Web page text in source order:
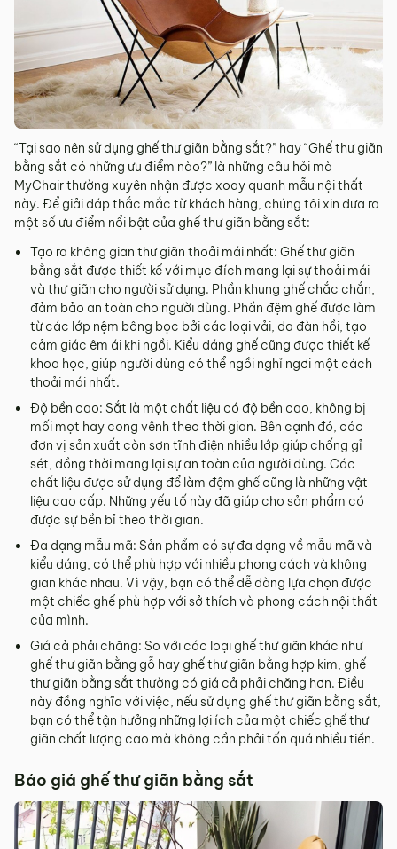
“Tại sao nên sử dụng ghế thư giãn bằng sắt?” hay “Ghế thư giãn
bằng sắt có những ưu điểm nào?” là những câu hỏi mà
MyChair thường xuyên nhận được xoay quanh mẫu nội thất
này. Để giải đáp thắc mắc từ khách hàng, chúng tôi xin đưa ra
một số ưu điểm nổi bật của ghế thư giãn bằng sắt:
Tạo ra không gian thư giãn thoải mái nhất: Ghế thư giãn
bằng sắt được thiết kế với mục đích mang lại sự thoải mái
và thư giãn cho người sử dụng. Phần khung ghế chắc chắn,
đảm bảo an toàn cho người dùng. Phần đệm ghế được làm
từ các lớp nệm bông bọc bởi các loại vải, da đàn hồi, tạo
cảm giác êm ái khi ngồi. Kiểu dáng ghế cũng được thiết kế
khoa học, giúp người dùng có thể ngồi nghỉ ngơi một cách
thoải mái nhất.
Độ bền cao: Sắt là một chất liệu có độ bền cao, không bị
mối mọt hay cong vênh theo thời gian. Bên cạnh đó, các
đơn vị sản xuất còn sơn tĩnh điện nhiều lớp giúp chống gỉ
sét, đồng thời mang lại sự an toàn của người dùng. Các
chất liệu được sử dụng để làm đệm ghế cũng là những vật
liệu cao cấp. Những yếu tố này đã giúp cho sản phẩm có
được sự bền bỉ theo thời gian.
Đa dạng mẫu mã: Sản phẩm có sự đa dạng về mẫu mã và
kiểu dáng, có thể phù hợp với nhiều phong cách và không
gian khác nhau. Vì vậy, bạn có thể dễ dàng lựa chọn được
một chiếc ghế phù hợp với sở thích và phong cách nội thất
của mình.
Giá cả phải chăng: So với các loại ghế thư giãn khác như
ghế thư giãn bằng gỗ hay ghế thư giãn bằng hợp kim, ghế
thư giãn bằng sắt thường có giá cả phải chăng hơn. Điều
này đồng nghĩa với việc, nếu sử dụng ghế thư giãn bằng sắt,
bạn có thể tận hưởng những lợi ích của một chiếc ghế thư
giãn chất lượng cao mà không cần phải tốn quá nhiều tiền.
Báo giá ghế thư giãn bằng sắt